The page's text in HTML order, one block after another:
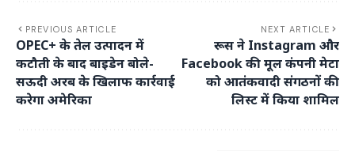
PREVIOUS ARTICLE
OPEC+ के तेल उत्पादन में
कटौती के बाद बाइडेन बोले-
सऊदी अरब के खिलाफ कार्रवाई
करेगा अमेरिका
NEXT ARTICLE
रूस ने Instagram और
Facebook की मूल कंपनी मेटा
को आतंकवादी संगठनों की
लिस्ट में किया शामिल